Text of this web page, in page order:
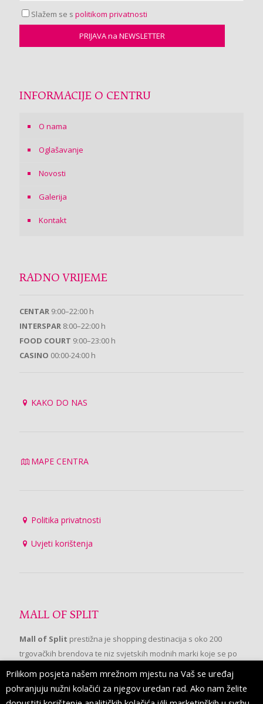
Slažem se s politikom privatnosti
INFORMACIJE O CENTRU
O nama
Oglašavanje
Novosti
Galerija
Kontakt
RADNO VRIJEME
CENTAR 9:00–22:00 h
INTERSPAR 8:00–22:00 h
FOOD COURT 9:00–23:00 h
CASINO 00:00-24:00 h
KAKO DO NAS
MAPE CENTRA
Politika privatnosti
Uvjeti korištenja
MALL OF SPLIT
Mall of Split prestižna je shopping destinacija s oko 200
trgovačkih brendova te niz svjetskih modnih marki koje se po
prvi put pojavljuju u Splitu.
Prilikom posjeta našem mrežnom mjestu na Vaš se uređaj
pohranjuju nužni kolačići za njegov uredan rad. Ako nam želite